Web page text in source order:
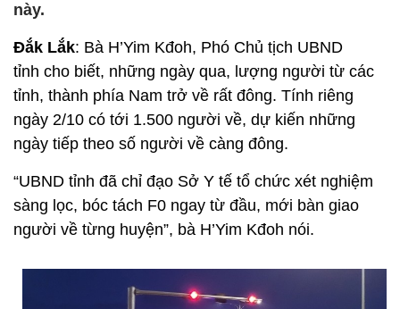
này.
Đắk Lắk: Bà H’Yim Kđoh, Phó Chủ tịch UBND
tỉnh cho biết, những ngày qua, lượng người từ các
tỉnh, thành phía Nam trở về rất đông. Tính riêng
ngày 2/10 có tới 1.500 người về, dự kiến những
ngày tiếp theo số người về càng đông.
“UBND tỉnh đã chỉ đạo Sở Y tế tổ chức xét nghiệm
sàng lọc, bóc tách F0 ngay từ đầu, mới bàn giao
người về từng huyện”, bà H’Yim Kđoh nói.